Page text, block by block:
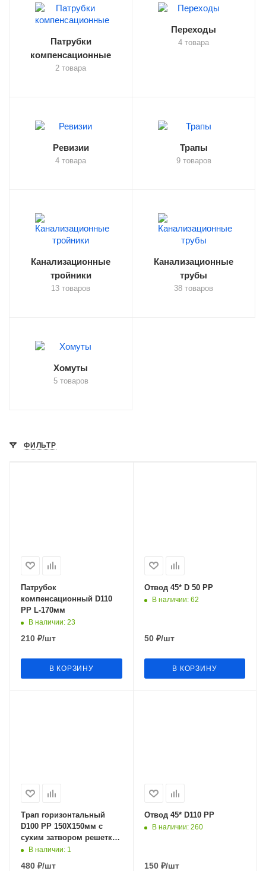
Патрубки
компенсационные
2 товара
Переходы
4 товара
Ревизии
4 товара
Трапы
9 товаров
Канализационные
тройники
13 товаров
Канализационные
трубы
38 товаров
Хомуты
5 товаров
ФИЛЬТР
Патрубок
компенсационный D110
РР L-170мм
В наличии: 23
210 ₽/шт
В КОРЗИНУ
Отвод 45* D 50 РР
В наличии: 62
50₽/шт
В КОРЗИНУ
Трап горизонтальный
D100 РР 150Х150мм с
сухим затвором решетка
РТПВ наличии: 1
480 ₽/шт
Отвод 45* D110 PP
В наличии: 260
150₽/шт